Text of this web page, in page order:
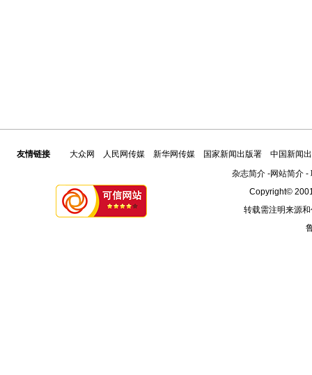
友情链接 大众网 人民网传媒 新华网传媒 国家新闻出版署
中国新闻
杂志简介-网站简介-
Copyright©
转载需注明来源